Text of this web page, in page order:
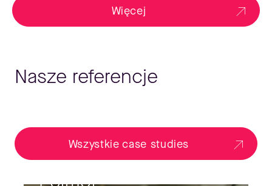
Więcej
Nasze referencje
Wszystkie case studies